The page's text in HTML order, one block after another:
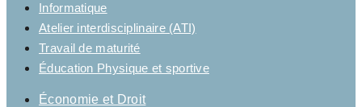
Informatique
Atelier interdisciplinaire (ATI)
Travail de maturité
Éducation Physique et sportive
Économie et Droit